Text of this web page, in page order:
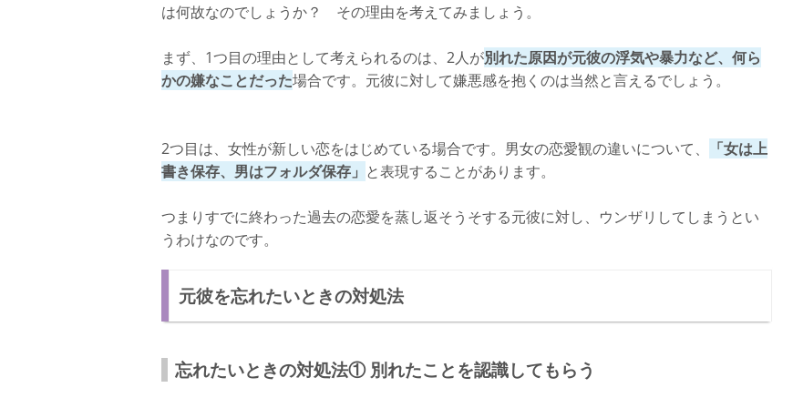
は何故なのでしょうか？ その理由を考えてみましょう。
まず、1つ目の理由として考えられるのは、2人が別れた原因が元彼の浮気や暴力など、何ら
かの嫌なことだった場合です。元彼に対して嫌悪感を抱くのは当然と言えるでしょう。
2つ目は、女性が新しい恋をはじめている場合です。男女の恋愛観の違いについて、
「女は上
書き保存、男はフォルダ保存」 と表現することがあります。
つまりすでに終わった過去の恋愛を蒸し返そうそする元彼に対し、ウンザリしてしまうとい
うわけなのです。
元彼を忘れたいときの対処法
忘れたいときの対処法① 別れたことを認識してもらう